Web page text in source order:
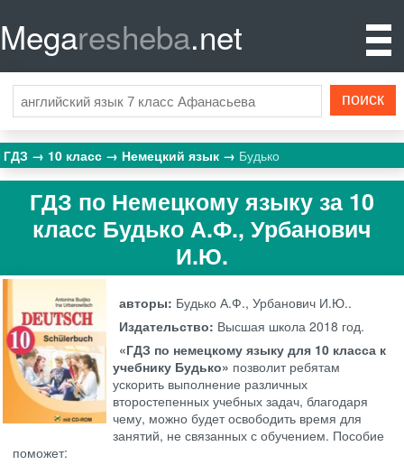
Megaresheba.net
ГДЗ 10 класс Немецкий язык Будько
ГДЗ по Немецкому языку за 10
класс Будько А.Ф., Урбанович
И.Ю.
авторы: Будько А.Ф., Урбанович И.Ю..
Издательство: Высшая школа 2018 год.
«ГДЗ по немецкому языку для 10 класса к
учебнику Будько» позволит ребятам
ускорить выполнение различных
второстепенных учебных задач, благодаря
чему, можно будет освободить время для
занятий, не связанных с обучением. Пособие
поможет: